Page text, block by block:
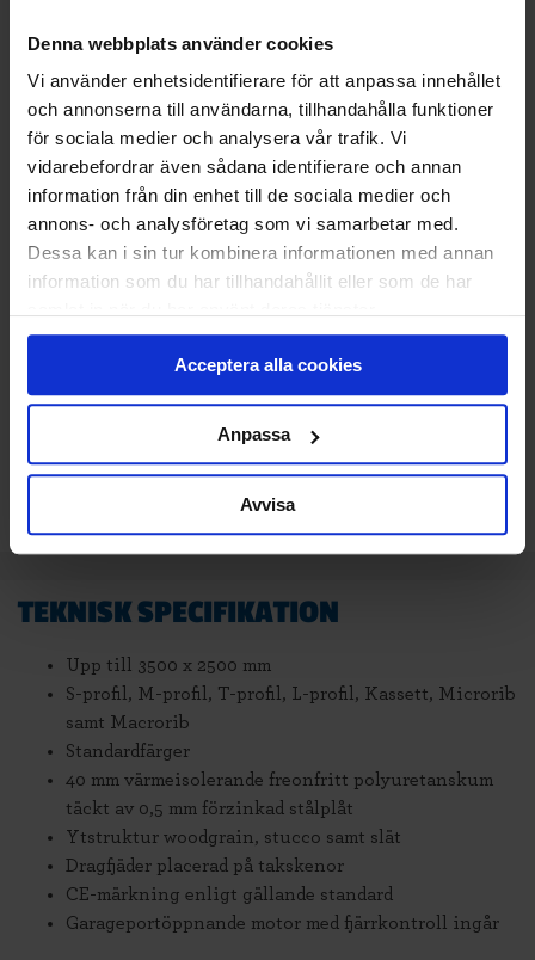
Denna webbplats använder cookies
Vi använder enhetsidentifierare för att anpassa innehållet
och annonserna till användarna, tillhandahålla funktioner
för sociala medier och analysera vår trafik. Vi
vidarebefordrar även sådana identifierare och annan
information från din enhet till de sociala medier och
annons- och analysföretag som vi samarbetar med.
Dessa kan i sin tur kombinera informationen med annan
information som du har tillhandahållit eller som de har
Acceptera alla cookies
Anpassa
Avvisa
LÄGG TILL
STANDARDMONTAGE
Vi monterar och CE-märker din nya port.
Den gamla tar vi med och återvinner åt dig.
Klicka härför att se vad som ingår i ett
standardmontage.
Pris 24 100KR
Lägg i varukorg
TEKNISK SPECIFIKATION
Upp till 3500 x 2500 mm
S-profil, M-profil, T-profil, L-profil, Kassett, Microrib
samt Macrorib
Standardfärger
40 mm värmeisolerande freonfritt polyuretanskum
täckt av 0,5 mm förzinkad stålplåt
Ytstruktur woodgrain, stucco samt slät
Dragfjäder placerad på takskenor
CE-märkning enligt gällande standard
Garageportöppnande motor med fjärrkontroll ingår